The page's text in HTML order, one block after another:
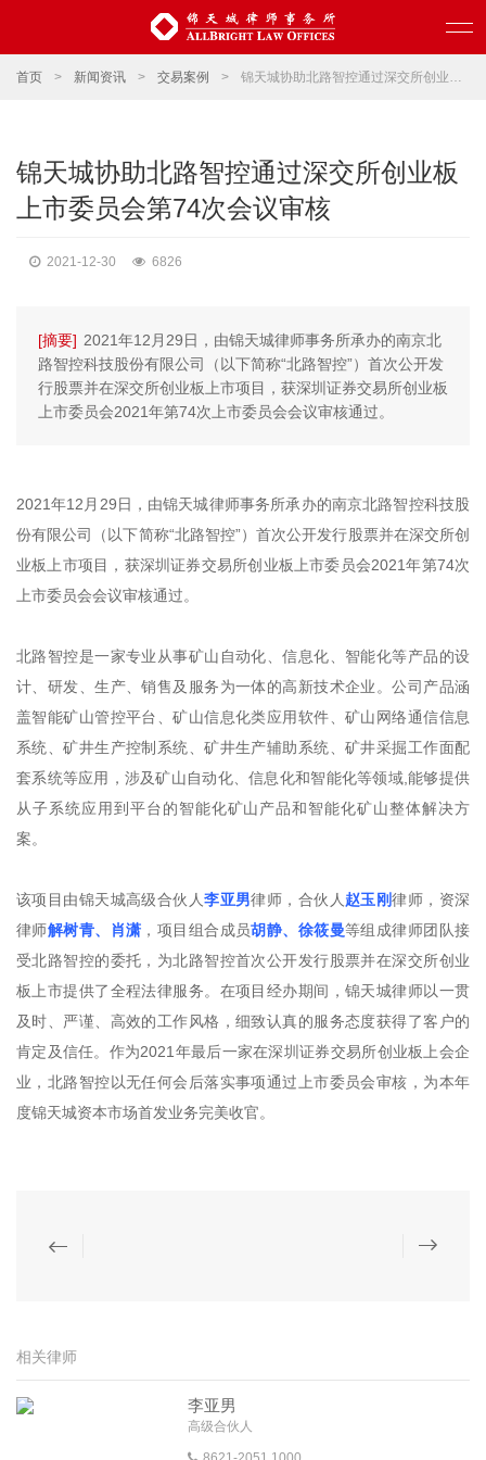
首页 > 新闻资讯 > 交易案例 > 锦天城协助北路智控通过深交所创业板上市委员会第74次会议审核
锦天城协助北路智控通过深交所创业板
上市委员会第74次会议审核
2021-12-30 6826
[摘要] 2021年12月29日，由锦天城律师事务所承办的南京北
路智控科技股份有限公司（以下简称“北路智控”）首次公开发
行股票并在深交所创业板上市项目，获深圳证券交易所创业板
上市委员会2021年第74次上市委员会会议审核通过。
2021年12月29日，由锦天城律师事务所承办的南京北路智控科技股
份有限公司（以下简称“北路智控”）首次公开发行股票并在深交所创
业板上市项目，获深圳证券交易所创业板上市委员会2021年第74次
上市委员会会议审核通过。
北路智控是一家专业从事矿山自动化、信息化、智能化等产品的设
计、研发、生产、销售及服务为一体的高新技术企业。公司产品涵
盖智能矿山管控平台、矿山信息化类应用软件、矿山网络通信信息
系统、矿井生产控制系统、矿井生产辅助系统、矿井采掘工作面配
套系统等应用，涉及矿山自动化、信息化和智能化等领域,能够提供
从子系统应用到平台的智能化矿山产品和智能化矿山整体解决方
案。
该项目由锦天城高级合伙人李亚男律师，合伙人 赵玉刚律师，资深
律师解树青、肖潇 ，项目组合成员胡静、徐筱曼等组成律师团队接
受北路智控的委托，为北路智控首次公开发行股票并在深交所创业
板上市提供了全程法律服务。在项目经办期间，锦天城律师以一贯
及时、严谨、高效的工作风格，细致认真的服务态度获得了客户的
肯定及信任。作为2021年最后一家在深圳证券交易所创业板上会企
业，北路智控以无任何会后落实事项通过上市委员会审核，为本年
度锦天城资本市场首发业务完美收官。
相关律师
李亚男
高级合伙人